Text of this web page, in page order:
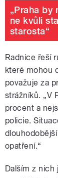
„Praha by
ne kvůli
starosta“
Radnice řeší
které mohou
považuje za
strážníků. „V
procent a
policie.
opatření.“
Dalším z